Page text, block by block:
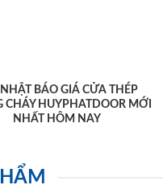
BÁO GIÁ CỬA THÉP
CHÁY HUYPHATDOOR MỚI
NHẤT HÔM NAY